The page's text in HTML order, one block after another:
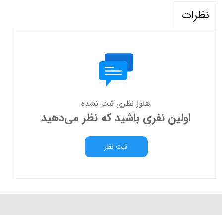
نظرات
هنوز نظری ثبت نشده
اولین نفری باشید که نظر می‌دهید
ثبت نظر